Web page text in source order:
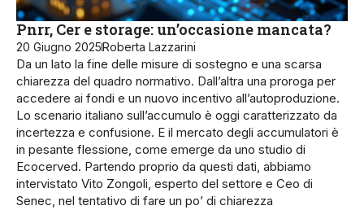
Pnrr, Cer e storage: un’occasione mancata?
20 Giugno 2025Roberta Lazzarini
Da un lato la fine delle misure di sostegno e una scarsa
chiarezza del quadro normativo. Dall’altra una proroga per
accedere ai fondi e un nuovo incentivo all’autoproduzione.
Lo scenario italiano sull’accumulo è oggi caratterizzato da
incertezza e confusione. E il mercato degli accumulatori è
in pesante flessione, come emerge da uno studio di
Ecocerved. Partendo proprio da questi dati, abbiamo
intervistato Vito Zongoli, esperto del settore e Ceo di
Senec, nel tentativo di fare un po’ di chiarezza